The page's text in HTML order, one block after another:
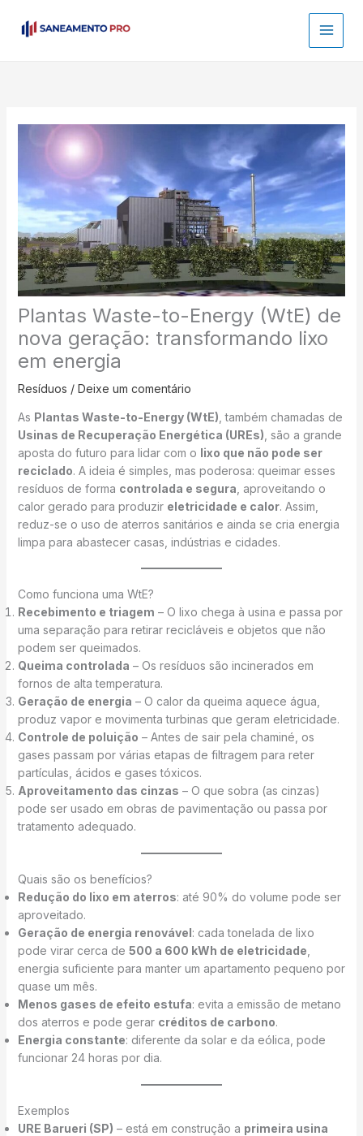
para
Plantas Waste-to-Energy (WtE) de
nova geração: transformando lixo
em energia
Resíduos / Deixe um comentário
As Plantas Waste-to-Energy (WtE) , também chamadas de
Usinas de Recuperação Energética (UREs) , são a grande
aposta do futuro para lidar com o lixo que não pode ser
reciclado. A ideia é simples, mas poderosa: queimar esses
resíduos de forma controlada e segura , aproveitando o
calor gerado para produzir eletricidade e calor. Assim,
reduz-se o uso de aterros sanitários e ainda se cria energia
limpa para abastecer casas, indústrias e cidades.
Como funciona uma WtE?
Recebimento e triagem – O lixo chega à usina e passa por
uma separação para retirar recicláveis e objetos que não
podem ser queimados.
Queima controlada – Os resíduos são incinerados em
fornos de alta temperatura.
Geração de energia – O calor da queima aquece água,
produz vapor e movimenta turbinas que geram eletricidade.
Controle de poluição – Antes de sair pela chaminé, os
gases passam por várias etapas de filtragem para reter
partículas, ácidos e gases tóxicos.
Aproveitamento das cinzas – O que sobra (as cinzas)
pode ser usado em obras de pavimentação ou passa por
tratamento adequado.
Quais são os benefícios?
Redução do lixo em aterros: até 90% do volume pode ser
aproveitado.
Geração de energia renovável: cada tonelada de lixo
pode virar cerca de 500 a 600 kWh de eletricidade
energia suficiente para manter um apartamento pequeno por
quase um mês.
Menos gases de efeito estufa: evita a emissão de metano
dos aterros e pode gerar créditos de carbono.
Energia constante: diferente da solar e da eólica, pode
funcionar 24 horas por dia.
Exemplos
URE Barueri (SP) – está em construção a primeira usina